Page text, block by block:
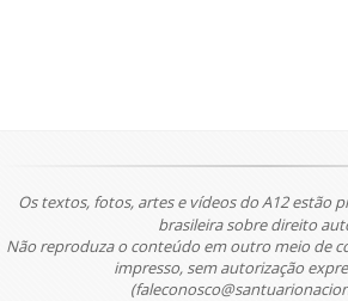
Os textos, fotos, artes e vídeos do A12 estão
brasileira sobre direito
Não reproduza o conteúdo em outro meio de
impresso, sem autorização